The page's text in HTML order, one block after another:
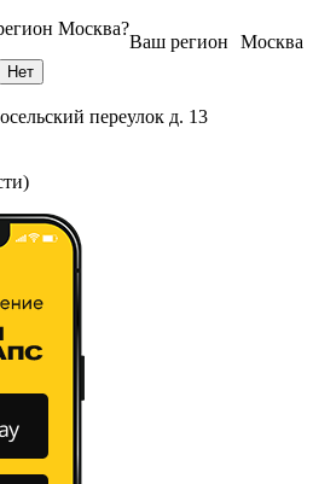
Москва
Ваш регион
Москва?
переулок д. 13